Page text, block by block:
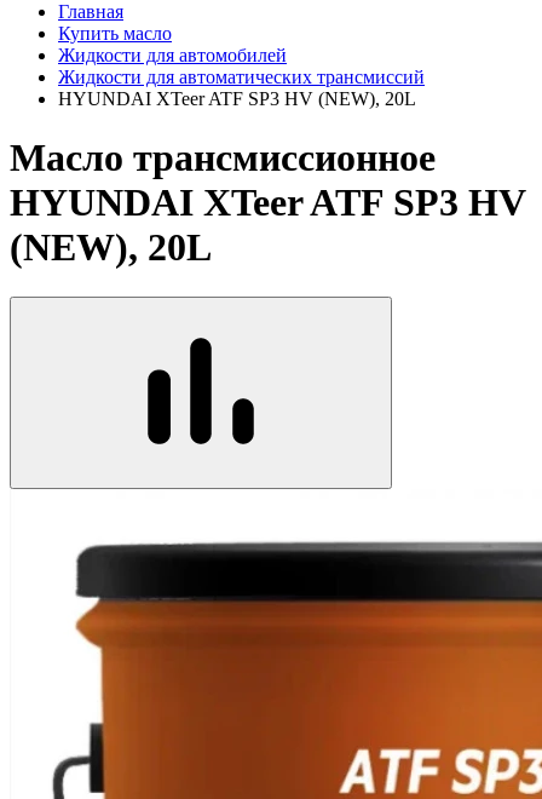
Главная
Купить масло
Жидкости для автомобилей
Жидкости для автоматических трансмиссий
HYUNDAI XTeer ATF SP3 HV (NEW), 20L
Масло трансмиссионное
HYUNDAI XTeer ATF SP3 HV
(NEW), 20L